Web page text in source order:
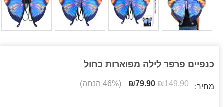
כנפיים פרפר לילה מפוארות כחול
מחיר: ₪149.90
₪79.90 (46% הנחה)